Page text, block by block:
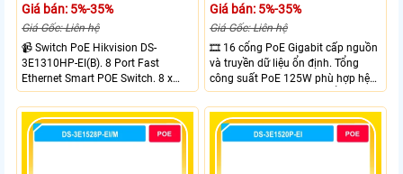
Giá bán: 5%-35%
Giá Gốc: Liên hệ
📹 Switch PoE Hikvision DS-
3E1310HP-EI(B). 8 Port Fast
Ethernet Smart POE Switch. 8 x
10/100M PoE Ports, 2 x Gigabit
Uplink Ports.
Giá bán: 5%-35%
Giá Gốc: Liên hệ
🎞 16 cổng PoE Gigabit cấp nguồn
và truyền dữ liệu ổn định. Tổng
công suất PoE 125W phù hợp hệ
thống camera IP vừa. 2 cổng RJ45
Gigabit và 2 cổng quang SFP mở
rộng linh hoạt. Hỗ trợ truyền PoE
xa tối đa lên đến 300 mét.